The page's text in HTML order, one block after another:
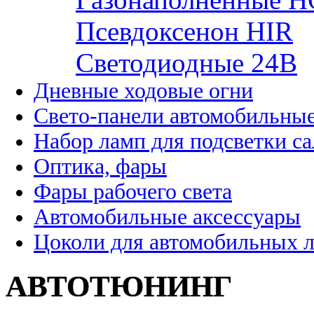
Псевдоксенон HIR
Cветодиодные 24B
Дневные ходовые огни
Свето-панели
Набор ламп для подсветки
Оптика, фары
Фары рабочего света
Автомобильные аксессуары
Цоколи для автомобильных
АВТОТЮНИНГ